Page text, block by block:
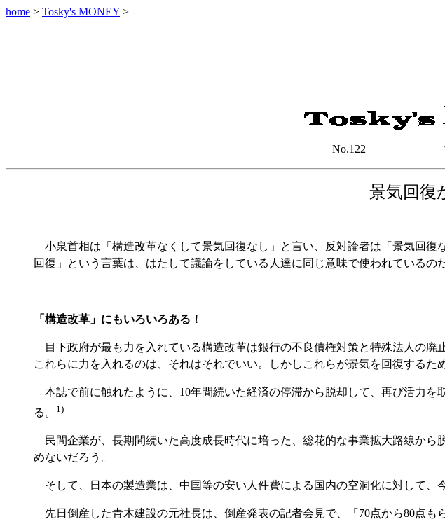
home > Tosky's MONEY >
No.122 酒
景気回復
小泉首相は「構造改革なくして景気回復なし」と言い、反対論者は「景気回
回復」という言葉は、はたして議論をしている人達に同じ意味で使われているの
「構造改革」にもいろいろある！
目下政府が最も力を入れている構造改革は銀行の不良債権対策と特殊法人の
これらに力を入れるのは、それはそれでいい。しかしこれらが景気を回復するた
本誌で前に触れたように、10年間続いた経済の停滞から脱却して、再び活力
る。
1)
民間企業が、長期間続いた高度成長時代に培った、総花的な事業拡大路線か
めないだろう。
そして、日本の製造業は、中国等の安い人件費による国内の空洞化に対して、
先日倒産した青木建設の元社長は、倒産発表の記者会見で、「70点から80点